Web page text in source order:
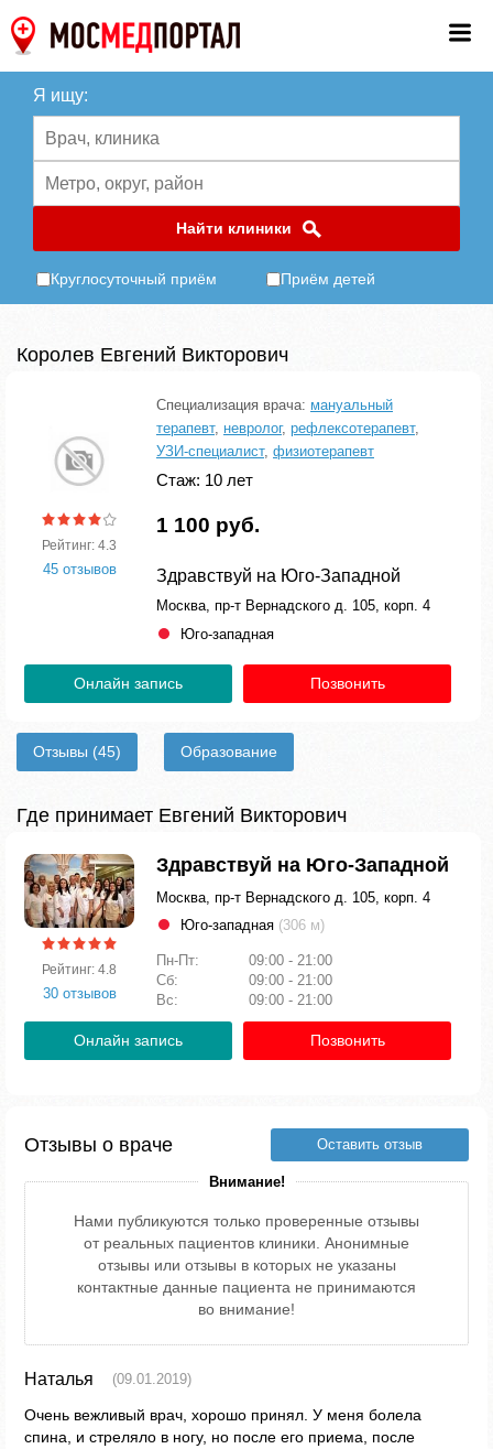
Я ищу:
Найти клиники
Круглосуточный приём Приём детей
Королев Евгений Викторович
Рейтинг: 4.3
45 отзывов
Специализация врача: мануальный
терапевт, невролог, рефлексотерапевт,
УЗИ-специалист, физиотерапевт
Стаж: 10 лет
1 100 руб.
Здравствуй на Юго-Западной
Москва, пр-т Вернадского д. 105, корп. 4
Юго-западная
Онлайн запись Позвонить
Отзывы (45) Образование
Где принимает Евгений Викторович
Рейтинг: 4.8
30 отзывов
Здравствуй на Юго-Западной
Москва, пр-т Вернадского д. 105, корп. 4
Юго-западная (306 м)
Пн-Пт:
09:00 - 21:00
Сб:
09:00 - 21:00
Вс:
09:00 - 21:00
Онлайн запись Позвонить
Отзывы о враче Оставить отзыв
Внимание!
Нами публикуются только проверенные отзывы
от реальных пациентов клиники. Анонимные
отзывы или отзывы в которых не указаны
контактные данные пациента не принимаются
во внимание!
Наталья (09.01.2019)
Очень вежливый врач, хорошо принял. У меня болела
спина, и стреляло в ногу, но после его приема, после